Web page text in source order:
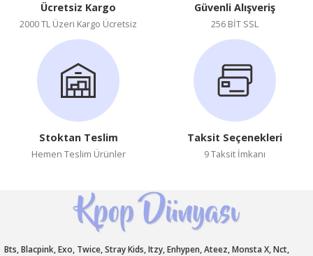
Ücretsiz Kargo
2000 TL Üzeri Kargo Ücretsiz
Güvenli Alışveriş
256 BİT SSL
Stoktan Teslim
Hemen Teslim Ürünler
Taksit Seçenekleri
9 Taksit İmkanı
Bts, Blacpink, Exo, Twice, Stray Kids, Itzy, Enhypen, Ateez, Monsta X, Nct,